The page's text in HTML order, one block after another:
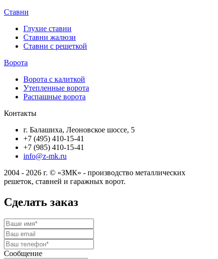
Ставни
Глухие ставни
Ставни жалюзи
Ставни с решеткой
Ворота
Ворота с калиткой
Утепленные ворота
Распашные ворота
Контакты
г. Балашиха, Леоновское шоссе, 5
+7 (495) 410-15-41
+7 (985) 410-15-41
info@z-mk.ru
2004 - 2026 г. © «ЗМК» - производство металлических
решеток, ставней и гаражных ворот.
Сделать заказ
Сообщение